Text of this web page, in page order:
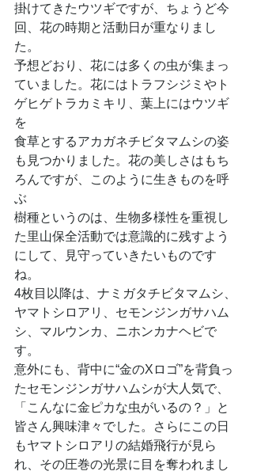
掛けてきたウツギですが、ちょうど今
回、花の時期と活動日が重なりまし
た。
予想どおり、花には多くの虫が集まっ
ていました。花にはトラフシジミやト
ゲヒゲトラカミキリ、葉上にはウツギ
を
食草とするアカガネチビタマムシの姿
も見つかりました。花の美しさはもち
ろんですが、このように生きものを呼
ぶ
樹種というのは、生物多様性を重視し
た里山保全活動では意識的に残すよう
にして、見守っていきたいものです
ね。
4枚目以降は、ナミガタチビタマムシ、
ヤマトシロアリ、セモンジンガサハム
シ、マルウンカ、ニホンカナヘビで
す。
意外にも、背中に“金のXロゴ”を背負っ
たセモンジンガサハムシが大人気で、
「こんなに金ピカな虫がいるの？」と
皆さん興味津々でした。さらにこの日
もヤマトシロアリの結婚飛行が見ら
れ、その圧巻の光景に目を奪われまし